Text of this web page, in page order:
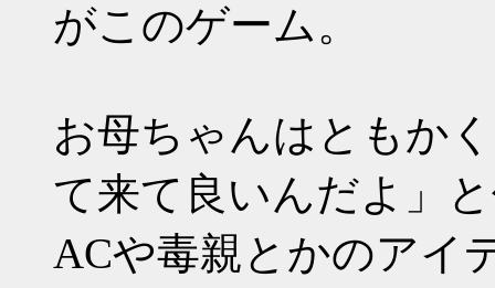
がこのゲーム。
お母ちゃんはともか
て来て良いんだよ」
ACや毒親とかのアイ